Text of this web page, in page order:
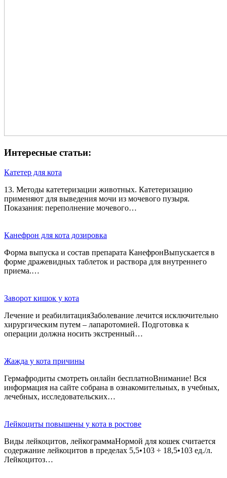
Интересные статьи:
Катетер для кота
13. Методы катетеризации животных. Катетеризацию
применяют для выведения мочи из мо­чевого пузыря.
Показания: переполнение мочевого…
Канефрон для кота дозировка
Форма выпуска и состав препарата КанефронВыпускается в
форме дражевидных таблеток и раствора для внутреннего
приема.…
Заворот кишок у кота
Лечение и реабилитацияЗаболевание лечится исключительно
хирургическим путем – лапаротомией. Подготовка к
операции должна носить экстренный…
Жажда у кота причины
Гермафродиты смотреть онлайн бесплатноВнимание! Вся
информация на сайте собрана в ознакомительных, в учебных,
лечебных, исследовательских…
Лейкоциты повышены у кота в ростове
Виды лейкоцитов, лейкограммаНормой для кошек считается
содержание лейкоцитов в пределах 5,5•103 ÷ 18,5•103 ед./л.
Лейкоцитоз…